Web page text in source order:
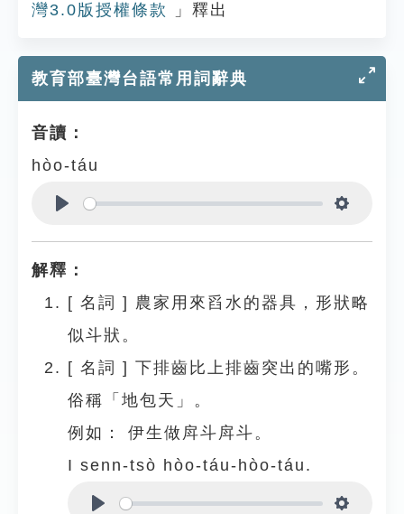
灣3.0版授權條款
」釋出
教育部臺灣台語常用詞辭典
音讀：
hòo-táu
解釋：
[ 名詞 ] 農家用來舀水的器具，形狀略
似斗狀。
[ 名詞 ] 下排齒比上排齒突出的嘴形。
俗稱「地包天」。
例如：
伊生做戽斗戽斗。
I senn-tsò hòo-táu-hòo-táu.